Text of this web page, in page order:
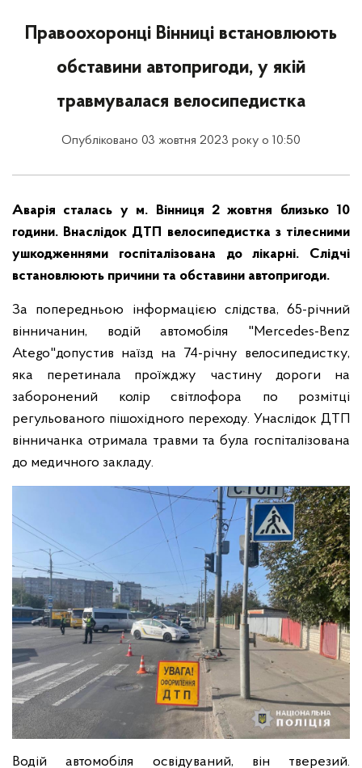
Правоохоронці Вінниці встановлюють
обставини автопригоди, у якій
травмувалася велосипедистка
Опубліковано 03 жовтня 2023 року о 10:50
Аварія сталась у м. Вінниця 2 жовтня близько 10
години. Внаслідок ДТП велосипедистка з тілесними
ушкодженнями госпіталізована до лікарні. Слідчі
встановлюють причини та обставини автопригоди.
За попередньою інформацією слідства, 65-річний
вінничанин, водій автомобіля "Mercedes-Benz
Atego"допустив наїзд на 74-річну велосипедистку,
яка перетинала проїжджу частину дороги на
заборонений колір світлофора по розмітці
регульованого пішохідного переходу. Унаслідок ДТП
вінничанка отримала травми та була госпіталізована
до медичного закладу.
Водій автомобіля освідуваний, він тверезий.